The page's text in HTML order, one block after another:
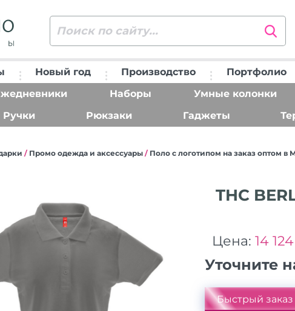
Новый год Производство Портфолио
Наборы Умные колонки
Ручки Рюкзаки Гаджеты
/ Промо одежда и аксессуары / Поло с логотипом на заказ оптом в
THC
Цена: 14
Уточните
Быстрый заказ